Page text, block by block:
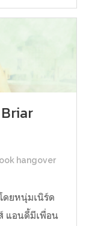
hangover
ดยหนุ่มเนิร์ด
แอนดี้มีเพื่อน